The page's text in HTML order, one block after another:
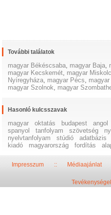
További találatok
magyar Békéscsaba magyar Baja
magyar Kecskemét magyar Miskolc
Nyíregyháza magyar Pécs
magyar Szolnok
magyar
Hasonló kulcsszavak
magyar oktatás budapest angol
spanyol
tanfolyam szövetség
nyelvtanfolyam
stúdió adatbázis
kiadó
magyarország fordítás
Impresszum::Médiaajánlat